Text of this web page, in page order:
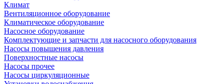
Климат
Вентиляционное оборудование
Климатическое оборудование
Насосное оборудование
Комплектующие и запчасти для насосного оборудования
Насосы повышения давления
Поверхностные насосы
Насосы прочее
Насосы циркуляционные